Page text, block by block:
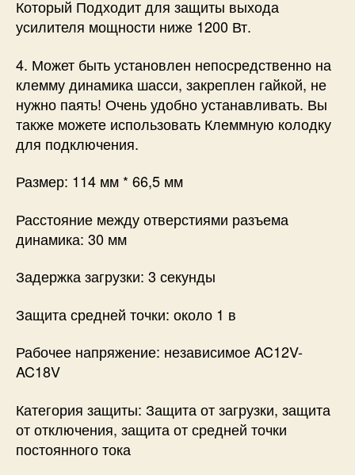
Который Подходит для защиты выхода
усилителя мощности ниже 1200 Вт.
4. Может быть установлен непосредственно на
клемму динамика шасси, закреплен гайкой, не
нужно паять! Очень удобно устанавливать. Вы
также можете использовать Клеммную колодку
для подключения.
Размер: 114 мм * 66,5 мм
Расстояние между отверстиями разъема
динамика: 30 мм
Задержка загрузки: 3 секунды
Защита средней точки: около 1 в
Рабочее напряжение: независимое AC12V-
AC18V
Категория защиты: Защита от загрузки, защита
от отключения, защита от средней точки
постоянного тока